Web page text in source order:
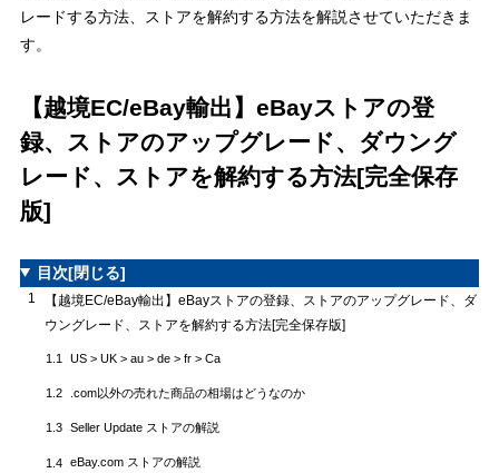
レードする方法、ストアを解約する方法を解説させていただきま
す。
【越境EC/eBay輸出】eBayストアの登
録、ストアのアップグレード、ダウング
レード、ストアを解約する方法[完全保存
版]
目次[閉じる]
1
【越境EC/eBay輸出】eBayストアの登録、ストアのアップグレード、ダ
ウングレード、ストアを解約する方法[完全保存版]
1.1 US > UK > au > de > fr > Ca
1.2 .com以外の売れた商品の相場はどうなのか
1.3 Seller Update ストアの解説
1.4 eBay.com ストアの解説